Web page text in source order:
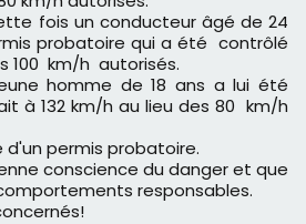
fois un conducteur âgé de 24
probatoire qui a été contrôlé
100 km/h autorisés.
homme de 18 ans a lui été
à 132 km/h au lieu des 80 km/h
permis probatoire.
conscience du danger et que
responsables.